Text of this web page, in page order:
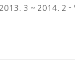
2013. 3 ~ 2014. 2 -